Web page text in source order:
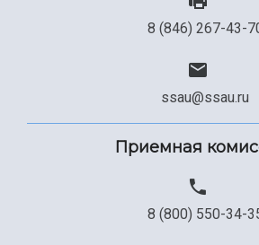
8 (846) 267-43-
ssau@ssau.ru
Приемная
8 (800) 550-34-